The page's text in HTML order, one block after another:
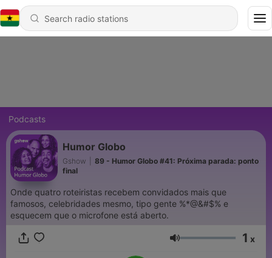
Podcasts
Humor Globo
Gshow
89 - Humor Globo #41: Próxima parada: ponto
final
Onde quatro roteiristas recebem convidados mais que
famosos, celebridades mesmo, tipo gente %*@&#$% e
esquecem que o microfone está aberto.
Volume 1 x